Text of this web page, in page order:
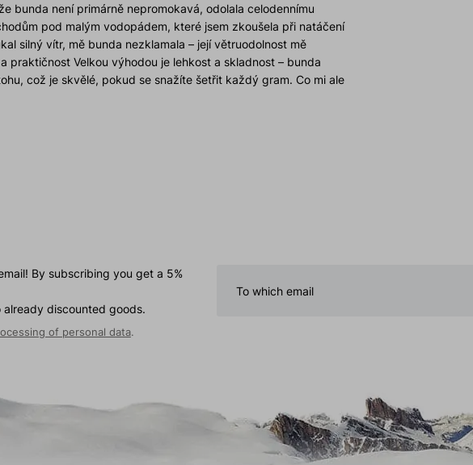
bunda není primárně nepromokavá, odolala celodennímu
pod malým vodopádem, které jsem zkoušela při natáčení
silný vítr, mě bunda nezklamala – její větruodolnost mě
praktičnost Velkou výhodou je lehkost a skladnost – bunda
což je skvělé, pokud se snažíte šetřit každý gram. Co mi ale
Já už se těším, až ji provětrám nejen v horách, ale i na
kousek rozhodně doporučuji! Hana Benešová
By subscribing you get a 5%
already discounted goods.
of personal data.